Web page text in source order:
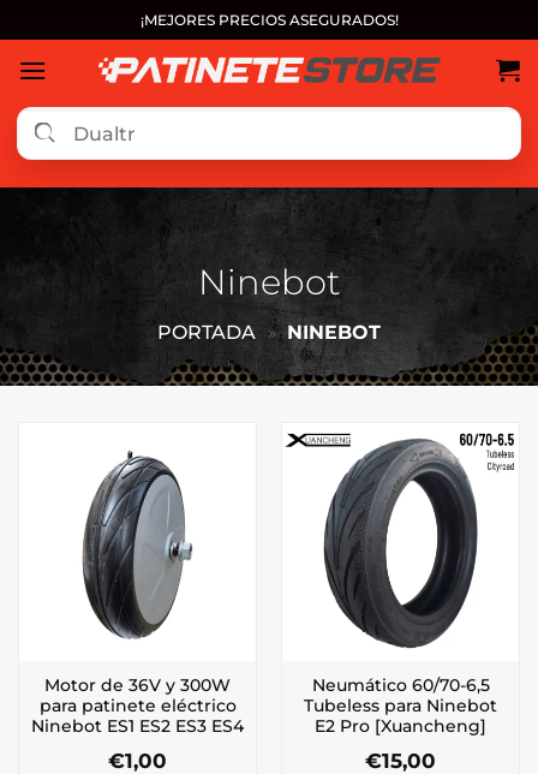
al
contenido
¡MEJORES PRECIOS ASEGURADOS!
Ninebot
PORTADA » NINEBOT
Motor de 36V y 300W
para patinete eléctrico
Ninebot ES1 ES2 ES3 ES4
€1,00
Neumático 60/70-6,5
Tubeless para Ninebot
E2 Pro [Xuancheng]
€15,00